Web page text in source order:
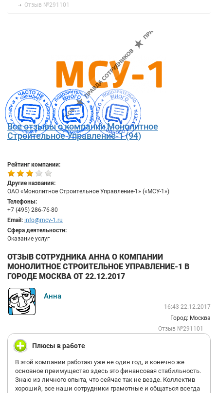
Отзыв №291101
Все отзывы о компании Монолитное
Строительное Управление-1 (94)
Рейтинг компании:
Другие названия:
ОАО «Монолитное Строительное Управление-1» («МСУ-1»)
Телефоны:
+7 (495) 286-76-80
Email: info@mcy-1.ru
Сфера деятельности:
Оказание услуг
ОТЗЫВ СОТРУДНИКА АННА О КОМПАНИИ
МОНОЛИТНОЕ СТРОИТЕЛЬНОЕ УПРАВЛЕНИЕ-1 В
ГОРОДЕ МОСКВА ОТ 22.12.2017
Анна
16:43 22.12.2017
Город: Москва
Отзыв №291101
Плюсы в работе
В этой компании работаю уже не один год, и конечно же
основное преимущество здесь это финансовая стабильность.
Знаю из личного опыта, что сейчас так не везде. Коллектив
хороший, все наши сотрудники грамотные и общаться всегда